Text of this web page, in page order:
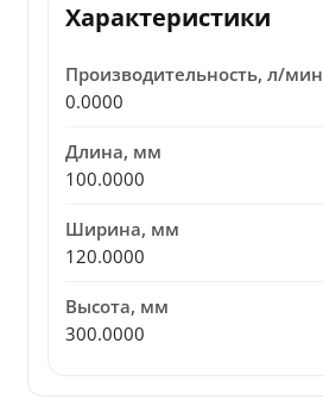
Характеристики
Производительность, л/мин
0.0000
Длина, мм
100.0000
Ширина, мм
120.0000
Высота, мм
300.0000